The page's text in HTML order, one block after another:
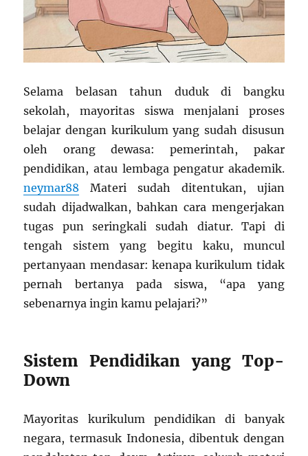
Selama belasan tahun duduk di bangku
sekolah, mayoritas siswa menjalani proses
belajar dengan kurikulum yang sudah disusun
oleh orang dewasa: pemerintah, pakar
pendidikan, atau lembaga pengatur akademik.
neymar88 Materi sudah ditentukan, ujian
sudah dijadwalkan, bahkan cara mengerjakan
tugas pun seringkali sudah diatur. Tapi di
tengah sistem yang begitu kaku, muncul
pertanyaan mendasar: kenapa kurikulum tidak
pernah bertanya pada siswa, “apa yang
sebenarnya ingin kamu pelajari?”
Sistem Pendidikan yang Top-
Down
Mayoritas kurikulum pendidikan di banyak
negara, termasuk Indonesia, dibentuk dengan